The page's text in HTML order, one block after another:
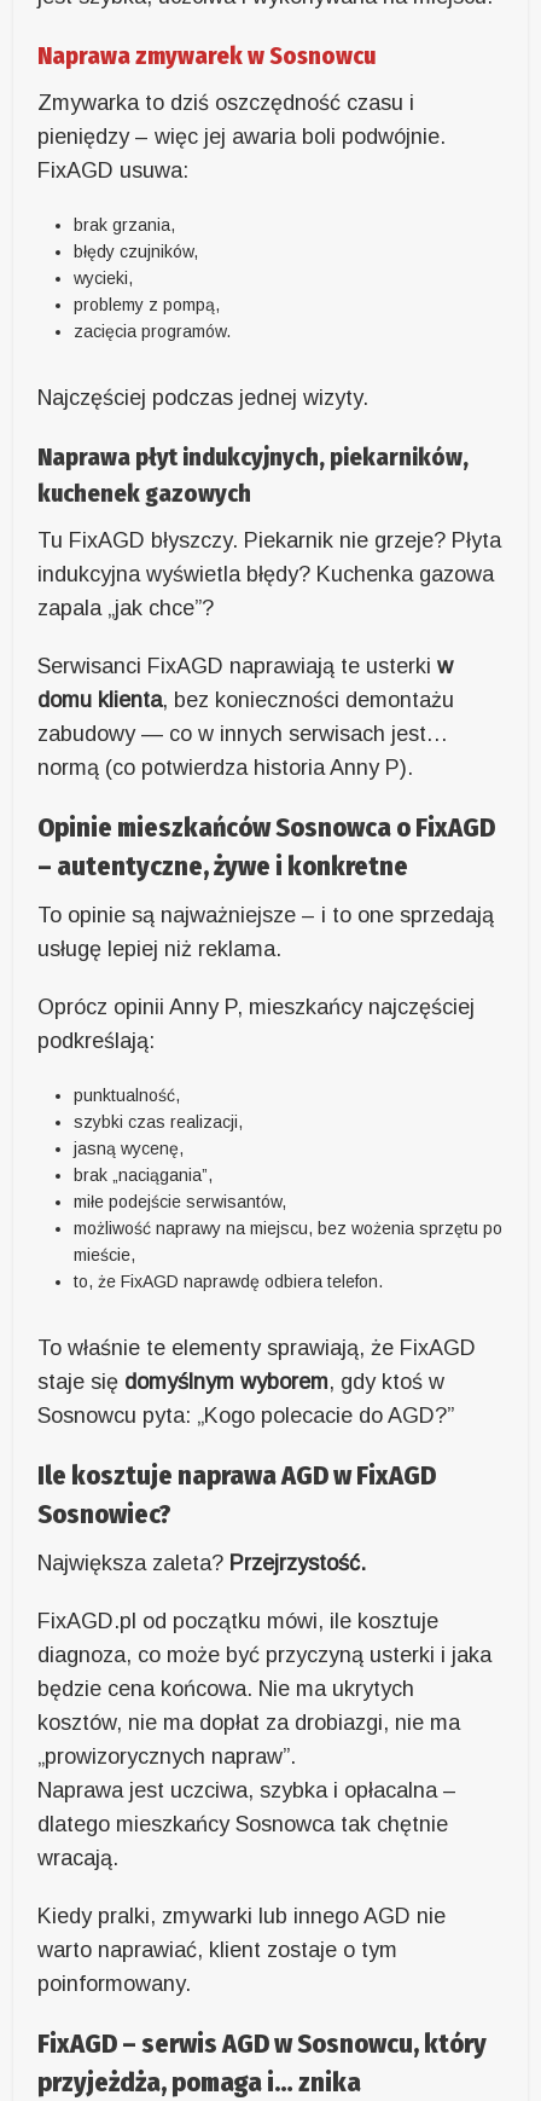
Naprawa zmywarek w Sosnowcu
Zmywarka to dziś oszczędność czasu i
pieniędzy – więc jej awaria boli podwójnie.
FixAGD usuwa:
brak grzania,
błędy czujników,
wycieki,
problemy z pompą,
zacięcia programów.
Najczęściej podczas jednej wizyty.
Naprawa płyt indukcyjnych, piekarników,
kuchenek gazowych
Tu FixAGD błyszczy. Piekarnik nie grzeje? Płyta
indukcyjna wyświetla błędy? Kuchenka gazowa
zapala „jak chce”?
Serwisanci FixAGD naprawiają te usterkiw
domu klienta, bez konieczności demontażu
zabudowy — co w innych serwisach jest…
normą (co potwierdza historia Anny P).
Opinie mieszkańców Sosnowca o FixAGD
– autentyczne, żywe i konkretne
To opinie są najważniejsze – i to one sprzedają
usługę lepiej niż reklama.
Oprócz opinii Anny P, mieszkańcy najczęściej
podkreślają:
punktualność,
szybki czas realizacji,
jasną wycenę,
brak „naciągania”,
miłe podejście serwisantów,
możliwość naprawy na miejscu, bez wożenia sprzętu po
mieście,
to, że FixAGD naprawdę odbiera telefon.
To właśnie te elementy sprawiają, że FixAGD
staje się domyślnym wyborem, gdy ktoś w
Sosnowcu pyta: „Kogo polecacie do AGD?”
Ile kosztuje naprawa AGD w FixAGD
Sosnowiec?
Największa zaleta? Przejrzystość.
FixAGD.pl od początku mówi, ile kosztuje
diagnoza, co może być przyczyną usterki i jaka
będzie cena końcowa. Nie ma ukrytych
kosztów, nie ma dopłat za drobiazgi, nie ma
„prowizorycznych napraw”.
Naprawa jest uczciwa, szybka i opłacalna –
dlatego mieszkańcy Sosnowca tak chętnie
wracają.
Kiedy pralki, zmywarki lub innego AGD nie
warto naprawiać, klient zostaje o tym
poinformowany.
FixAGD – serwis AGD w Sosnowcu, który
przyjeżdża, pomaga i… znika